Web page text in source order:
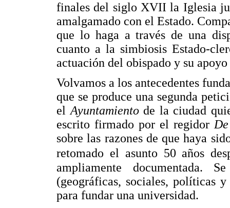
finales del siglo XVII la Iglesia
amalgamado con el Estado.
que lo haga a través de una
cuanto a la simbiosis Estado-
actuación del obispado y su
Volvamos a los antecedentes
que se produce una segunda
elAyuntamientode la ciudad
escrito firmado por el regidor
sobre las razones de que haya
retomado el asunto 50 años
ampliamente documentada.
(geográficas, sociales, políticas
para fundar una universidad.